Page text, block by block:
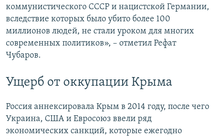
коммунистического СССР и нацистской Германии,
вследствие которых было убито более 100
миллионов людей, не стали уроком для многих
современных политиков», – отметил Рефат
Чубаров.
Ущерб от оккупации Крыма
Россия аннексировала Крым в 2014 году, после чего
Украина, США и Евросоюз ввели ряд
экономических санкций, которые ежегодно